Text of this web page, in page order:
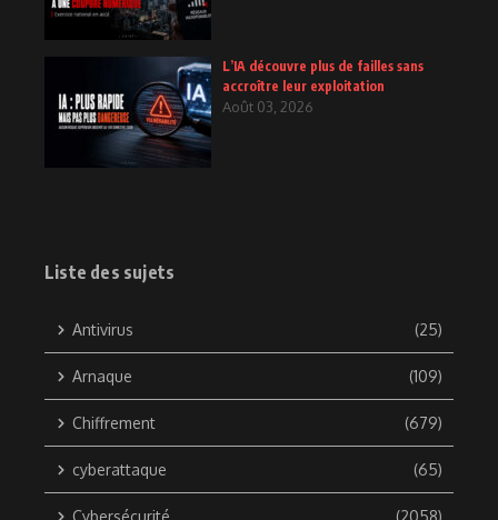
L’IA découvre plus de failles sans
accroître leur exploitation
Août 03, 2026
Liste des sujets
Antivirus (25)
Arnaque (109)
Chiffrement (679)
cyberattaque (65)